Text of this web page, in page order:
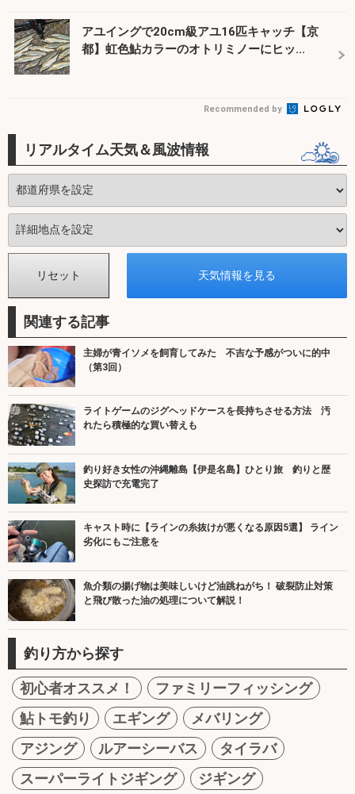
アユイングで20cm級アユ16匹キャッチ【京
都】虹色鮎カラーのオトリミノーにヒッ...
Recommended by
リアルタイム天気＆風波情報
関連する記事
主婦が青イソメを飼育してみた 不吉な予感がついに的中
（第3回）
ライトゲームのジグヘッドケースを長持ちさせる方法 汚
れたら積極的な買い替えも
釣り好き女性の沖縄離島【伊是名島】ひとり旅 釣りと歴
史探訪で充電完了
キャスト時に【ラインの糸抜けが悪くなる原因5選】 ライン
劣化にもご注意を
魚介類の揚げ物は美味しいけど油跳ねがち！ 破裂防止対策
と飛び散った油の処理について解説！
釣り方から探す
初心者オススメ！
ファミリーフィッシング
鮎トモ釣り
エギング
メバリング
アジング
ルアーシーバス
タイラバ
スーパーライトジギング
ジギング